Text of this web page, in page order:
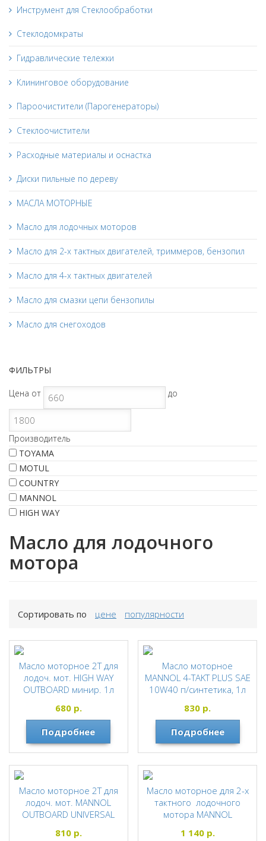
Инструмент для Стеклообработки
Стеклодомкраты
Гидравлические тележки
Клининговое оборудование
Пароочистители (Парогенераторы)
Стеклоочистители
Расходные материалы и оснастка
Диски пильные по дереву
МАСЛА МОТОРНЫЕ
Масло для лодочных моторов
Масло для 2-х тактных двигателей, триммеров, бензопил
Масло для 4-х тактных двигателей
Масло для смазки цепи бензопилы
Масло для снегоходов
ФИЛЬТРЫ
Цена от до
Производитель
TOYAMA
MOTUL
COUNTRY
MANNOL
HIGH WAY
Масло для лодочного
мотора
Сортировать по цене популярности
Масло моторное 2Т для
лодоч. мот. HIGH WAY
OUTBOARD минир. 1л
HIGH WAY
680р.
Подробнее
Масло моторное
MANNOL 4-TAKT PLUS SAE
10W40 п/синтетика, 1л
MANNOL
830 р.
Подробнее
Масло моторное 2Т для
лодоч. мот. MANNOL
OUTBOARD UNIVERSAL
810р.
Масло моторное для 2-х
тактного лодочного
мотора MANNOL
TC-W3 1л
1 140р.